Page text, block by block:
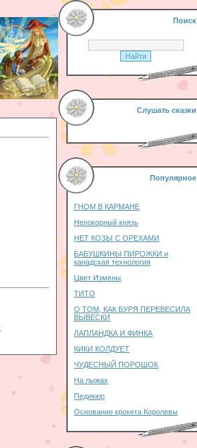
Поиск
Слушать сказки
Популярное
ГНОМ В КАРМАНЕ
Непокорный князь
НЕТ КОЗЫ С ОРЕХАМИ
БАБУШКИНЫ ПИРОЖКИ и
канадская технология
Цвет Измены
ТИТО
О ТОМ, КАК БУРЯ ПЕРЕВЕСИЛА
ВЫВЕСКИ
ЛАПЛАНДКА И ФИНКА
КИКИ КОЛДУЕТ
ЧУДЕСНЫЙ ПОРОШОК
На лыжах
Педикюр
Основание крокета Королевы